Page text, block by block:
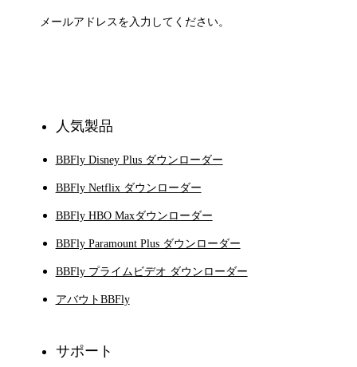
人気製品
BBFly Disney Plus ダウンローダー
BBFly Netflix ダウンローダー
BBFly HBO Maxダウンローダー
BBFly Paramount Plus ダウンローダー
BBFly プライムビデオ ダウンローダー
アバウトBBFly
サポート